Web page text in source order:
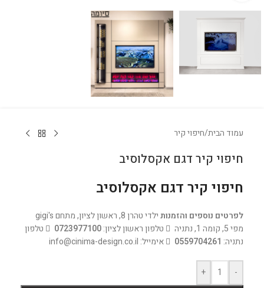
עמוד הבית/חיפוי קיר
חיפוי קיר דגם אקסלוסיב
חיפוי קיר דגם אקסלוסיב
לפרטים נוספים והזמנותילדי טהרן 8, ראשון לציון, מתחם gigi's
מפי 5, קומה 1, נתניה
טלפון ראשון לציון:0723977100
טלפון
נתניה: 0559704261 אימייל: info@cinima-design.co.il
-
+